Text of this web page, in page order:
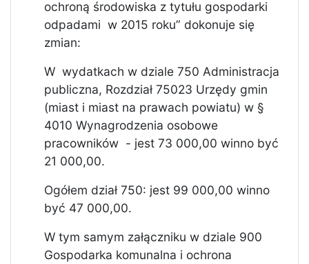
ochroną środowiska z tytułu gospodarki
odpadami w 2015 roku” dokonuje się
zmian:
W wydatkach w dziale 750 Administracja
publiczna, Rozdział 75023 Urzędy gmin
(miast i miast na prawach powiatu) w §
4010 Wynagrodzenia osobowe
pracowników - jest 73 000,00 winno być
21 000,00.
Ogółem dział 750: jest 99 000,00 winno
być 47 000,00.
W tym samym załączniku w dziale 900
Gospodarka komunalna i ochrona